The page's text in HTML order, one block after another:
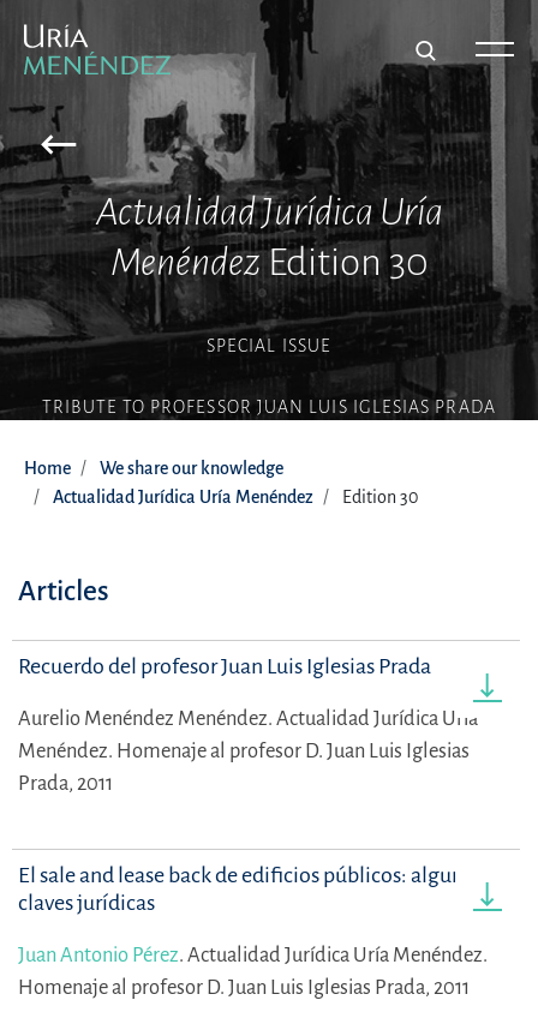
Actualidad Jurídica Uría
MenéndezEdition 30
SPECIAL ISSUE
TRIBUTE TO PROFESSOR JUAN LUIS IGLESIAS PRADA
Home
We share our knowledge
Actualidad Jurídica Uría Menéndez
Edition 30
Articles
Recuerdo del profesor Juan Luis Iglesias Prada
Aurelio Menéndez Menéndez. Actualidad Jurídica Uría
Menéndez. Homenaje al profesor D. Juan Luis Iglesias
Prada, 2011
El sale and lease back de edificios públicos: algunas
claves jurídicas
Juan Antonio Pérez. Actualidad Jurídica Uría Menéndez.
Homenaje al profesor D. Juan Luis Iglesias Prada, 2011